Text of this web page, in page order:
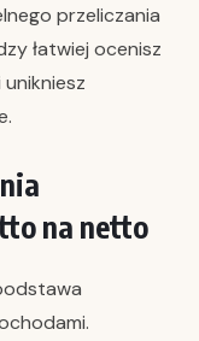
przeliczania
łatwiej ocenisz
na netto